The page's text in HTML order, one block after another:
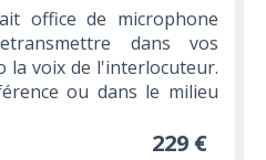
office de microphone
dans vos
la voix de l'interlocuteur.
ou dans le milieu
229 €